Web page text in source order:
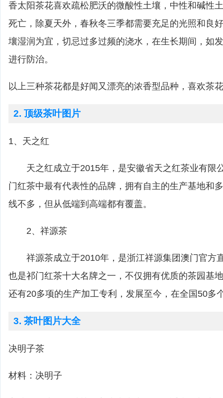
香太阳茶花喜欢疏松肥沃的微酸性土壤，中性和碱性
死亡，除夏天外，春秋冬三季都需要充足的光照和良
壤湿润为宜，切忌过多过频的浇水，在生长期间，如
进行防治。
以上三种茶花都是好闻又漂亮的浓香型品种，喜欢茶
2. 顶级茶叶图片
1、天之红
天之红成立于2015年，是安徽省天之红茶业有限
门红茶中最有代表性的品牌，拥有自主的生产基地和
线不多，但从低端到高端都有覆盖。
2、祥源茶
祥源茶成立于2010年，是浙江祥源集团澳门官方
也是祁门红茶十大名牌之一，不仅拥有优质的茶园基
还有20多项的生产加工专利，发展至今，在全国50多
3. 茶叶图片大全
决明子茶
材料：决明子